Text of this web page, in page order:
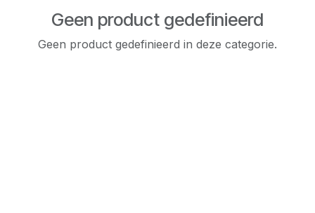
Geen product gedefinieerd
Geen product gedefinieerd in deze categorie.